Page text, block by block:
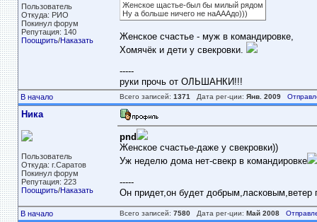
Пользователь
Откуда: РИО
Покинул форум
Репутация: 140
Поощрить/Наказать
Женское щастье-был бы милый рядом
Ну а больше ничего не наАААдо)))
Женское счастье - муж в командировке,
Хомячёк и дети у свекровки.
-----
руки прочь от ОЛЬШАНКИ!!!
В начало Всего записей: 1371 Дата рег-ции: Янв. 2009
Ника
Пользователь
Откуда: г.Саратов
Покинул форум
Репутация: 223
Поощрить/Наказать
pnd
Женское счастье-даже у свекровки))
Уж неделю дома нет-свекр в командировке
-----
Он придет,он будет добрым,ласковым,ветер
В начало Всего записей: 7580Дата рег-ции: Май 2008